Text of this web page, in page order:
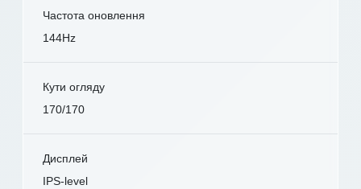
Частота оновлення
144Hz
Кути огляду
170/170
Дисплей
IPS-level